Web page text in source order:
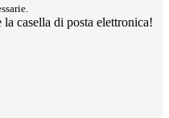
casella di posta elettronica!